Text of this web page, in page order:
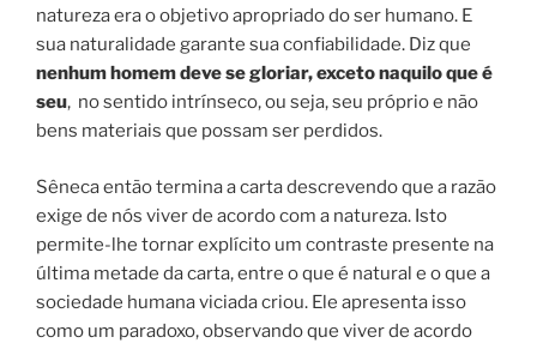
natureza era o objetivo apropriado do ser humano. E
sua naturalidade garante sua confiabilidade. Diz que
nenhum homem deve se gloriar, exceto naquilo que é
seu, no sentido intrínseco, ou seja, seu próprio e não
bens materiais que possam ser perdidos.
Sêneca então termina a carta descrevendo que a razão
exige de nós viver de acordo com a natureza. Isto
permite-lhe tornar explícito um contraste presente na
última metade da carta, entre o que é natural e o que a
sociedade humana viciada criou. Ele apresenta isso
como um paradoxo, observando que viver de acordo